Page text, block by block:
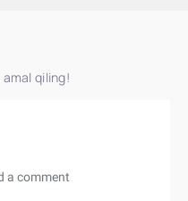
amal qiling!